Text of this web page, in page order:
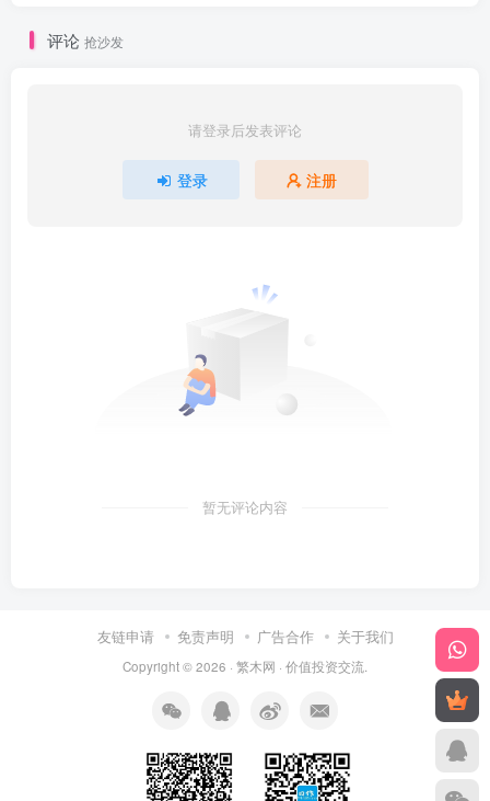
评论 抢沙发
请登录后发表评论
登录 注册
暂无评论内容
友链申请 免责声明 广告合作 关于我们
Copyright © 2026 · 繁木网 · 价值投资交流